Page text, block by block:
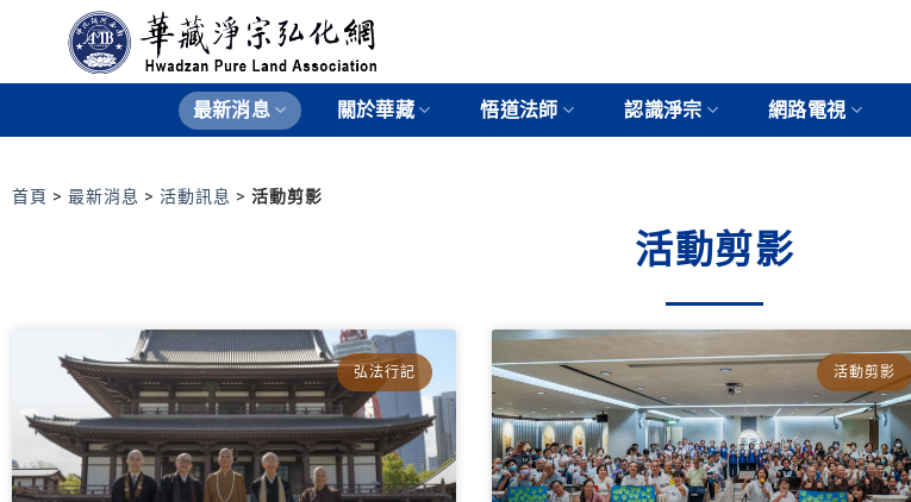
最新消息 關於華藏 悟道法師 認識淨宗 網路電視
首頁 > 最新消息 > 活動訊息 > 活動剪影
活動剪影
弘法行記 活動剪影